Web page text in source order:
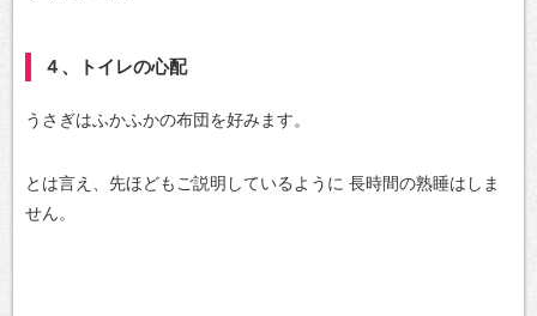
４、トイレの心配
うさぎはふかふかの布団を好みます。
とは言え、先ほどもご説明しているように 長時間の熟睡はしま
せん。